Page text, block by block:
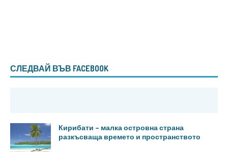
СЛЕДВАЙ ВЪВ FACEBOOK
Кирибати – малка островна страна
разкъсваща времето и пространството